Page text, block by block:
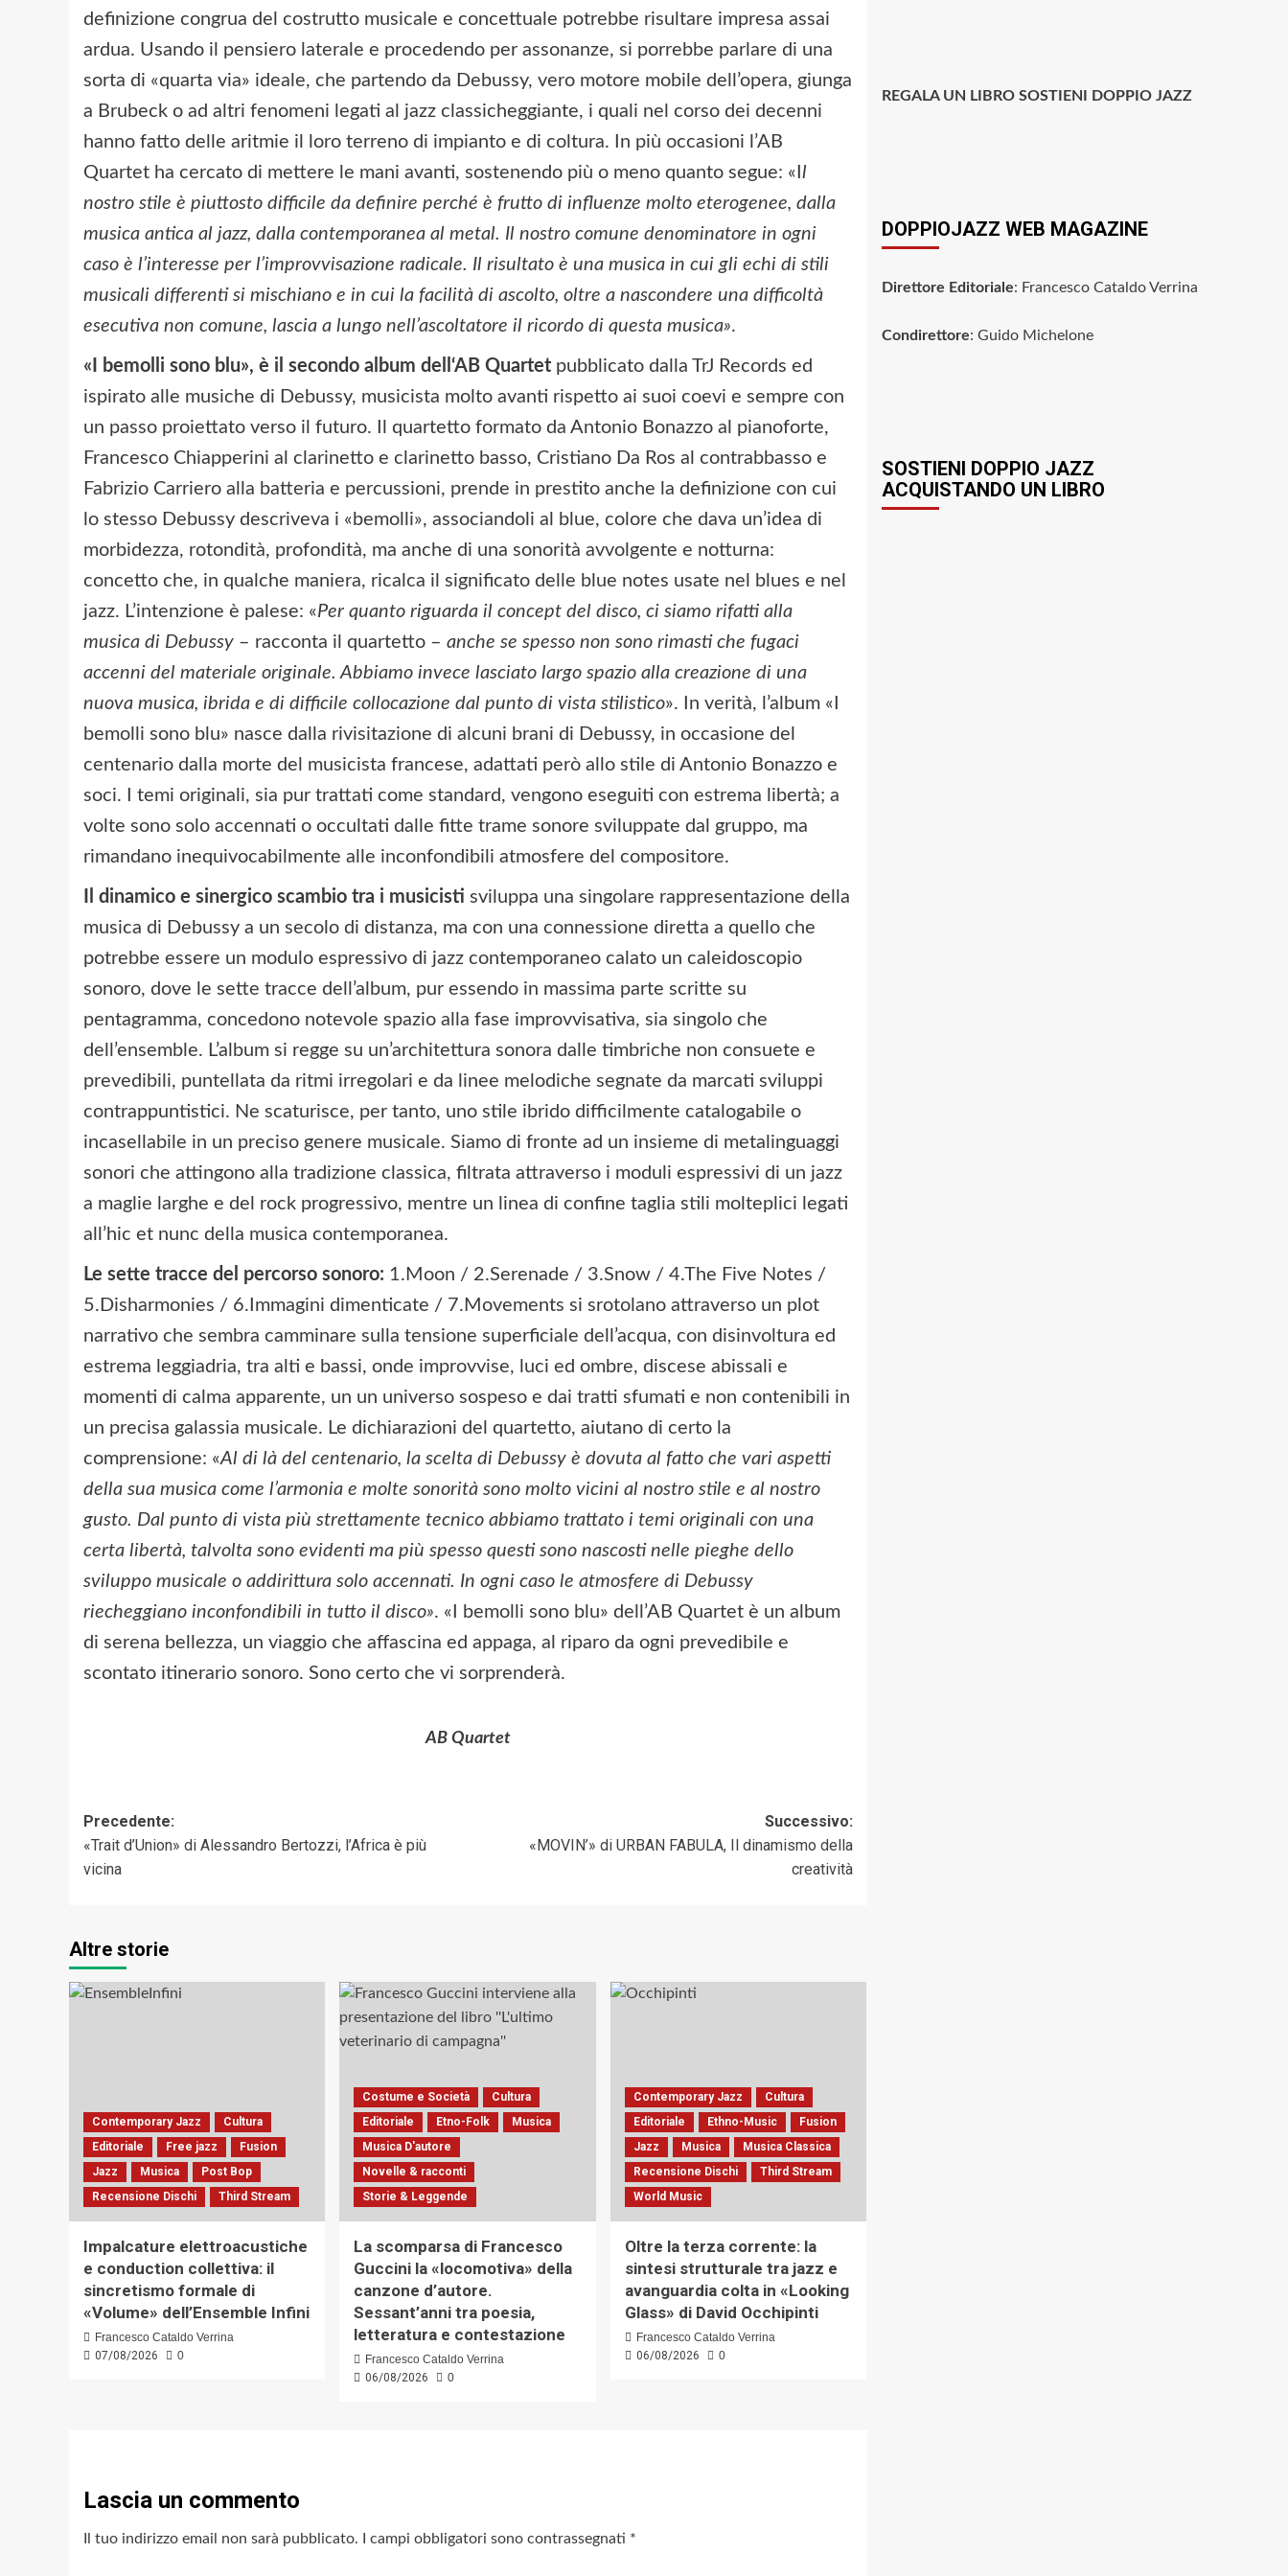
definizione congrua del costrutto musicale e concettuale potrebbe risultare impresa assai
ardua. Usando il pensiero laterale e procedendo per assonanze, si porrebbe parlare di una
sorta di «quarta via» ideale, che partendo da Debussy, vero motore mobile dell’opera, giunga
a Brubeck o ad altri fenomeni legati al jazz classicheggiante, i quali nel corso dei decenni
hanno fatto delle aritmie il loro terreno di impianto e di coltura. In più occasioni l’AB
Quartet ha cercato di mettere le mani avanti, sostenendo più o meno quanto segue: «I l
nostro stile è piuttosto difficile da definire perché è frutto di influenze molto eterogenee, dalla
musica antica al jazz, dalla contemporanea al metal. Il nostro comune denominatore in ogni
caso è l’interesse per l’improvvisazione radicale. Il risultato è una musica in cui gli echi di stili
musicali differenti si mischiano e in cui la facilità di ascolto, oltre a nascondere una difficoltà
esecutiva non comune, lascia a lungo nell’ascoltatore il ricordo di questa musica».
«I bemolli sono blu», è il secondo album dell‘AB Quartet pubblicato dalla TrJ Records ed
ispirato alle musiche di Debussy, musicista molto avanti rispetto ai suoi coevi e sempre con
un passo proiettato verso il futuro. Il quartetto formato da Antonio Bonazzo al pianoforte,
Francesco Chiapperini al clarinetto e clarinetto basso, Cristiano Da Ros al contrabbasso e
Fabrizio Carriero alla batteria e percussioni, prende in prestito anche la definizione con cui
lo stesso Debussy descriveva i «bemolli», associandoli al blue, colore che dava un’idea di
morbidezza, rotondità, profondità, ma anche di una sonorità avvolgente e notturna:
concetto che, in qualche maniera, ricalca il significato delle blue notes usate nel blues e nel
jazz. L’intenzione è palese: «Per quanto riguarda il concept del disco, ci siamo rifatti alla
musica di Debussy – racconta il quartetto – anche se spesso non sono rimasti che fugaci
accenni del materiale originale. Abbiamo invece lasciato largo spazio alla creazione di una
nuova musica, ibrida e di difficile collocazione dal punto di vista stilistico». In verità, l’album «I
bemolli sono blu» nasce dalla rivisitazione di alcuni brani di Debussy, in occasione del
centenario dalla morte del musicista francese, adattati però allo stile di Antonio Bonazzo e
soci. I temi originali, sia pur trattati come standard, vengono eseguiti con estrema libertà; a
volte sono solo accennati o occultati dalle fitte trame sonore sviluppate dal gruppo, ma
rimandano inequivocabilmente alle inconfondibili atmosfere del compositore.
Il dinamico e sinergico scambio tra i musicisti sviluppa una singolare rappresentazione della
musica di Debussy a un secolo di distanza, ma con una connessione diretta a quello che
potrebbe essere un modulo espressivo di jazz contemporaneo calato un caleidoscopio
sonoro, dove le sette tracce dell’album, pur essendo in massima parte scritte su
pentagramma, concedono notevole spazio alla fase improvvisativa, sia singolo che
dell’ensemble. L’album si regge su un’architettura sonora dalle timbriche non consuete e
prevedibili, puntellata da ritmi irregolari e da linee melodiche segnate da marcati sviluppi
contrappuntistici. Ne scaturisce, per tanto, uno stile ibrido difficilmente catalogabile o
incasellabile in un preciso genere musicale. Siamo di fronte ad un insieme di metalinguaggi
sonori che attingono alla tradizione classica, filtrata attraverso i moduli espressivi di un jazz
a maglie larghe e del rock progressivo, mentre un linea di confine taglia stili molteplici legati
all’hic et nunc della musica contemporanea.
Le sette tracce del percorso sonoro: 1.Moon / 2.Serenade / 3.Snow / 4.The Five Notes /
5.Disharmonies / 6.Immagini dimenticate / 7.Movements si srotolano attraverso un plot
narrativo che sembra camminare sulla tensione superficiale dell’acqua, con disinvoltura ed
estrema leggiadria, tra alti e bassi, onde improvvise, luci ed ombre, discese abissali e
momenti di calma apparente, un un universo sospeso e dai tratti sfumati e non contenibili in
un precisa galassia musicale. Le dichiarazioni del quartetto, aiutano di certo la
comprensione: «Al di là del centenario, la scelta di Debussy è dovuta al fatto che vari aspetti
della sua musica come l’armonia e molte sonorità sono molto vicini al nostro stile e al nostro
gusto. Dal punto di vista più strettamente tecnico abbiamo trattato i temi originali con una
certa libertà, talvolta sono evidenti ma più spesso questi sono nascosti nelle pieghe dello
sviluppo musicale o addirittura solo accennati. In ogni caso le atmosfere di Debussy
riecheggiano inconfondibili in tutto il disco». «I bemolli sono blu» dell’AB Quartet è un album
di serena bellezza, un viaggio che affascina ed appaga, al riparo da ogni prevedibile e
scontato itinerario sonoro. Sono certo che vi sorprenderà.
AB Quartet
Navigazione
articolo
Precedente:
«Trait d’Union» di Alessandro Bertozzi, l’Africa è più
vicina
Successivo:
«MOVIN’» di URBAN FABULA, Il dinamismo della
creatività
Altre storie
Contemporary Jazz
Cultura
Editoriale
Free jazz
Fusion
Jazz
Musica
Post Bop
Recensione Dischi
Third Stream
Impalcature elettroacustiche
e conduction collettiva: il
sincretismo formale di
«Volume» dell’Ensemble Infini
Francesco Cataldo Verrina
07/08/2026
0
Costume e Società
Cultura
Editoriale
Etno-Folk
Musica
Musica D'autore
Novelle & racconti
Storie & Leggende
La scomparsa di Francesco
Guccini la «locomotiva» della
canzone d’autore.
Sessant’anni tra poesia,
letteratura e contestazione
Francesco Cataldo Verrina
06/08/2026
0
Contemporary Jazz
Cultura
Editoriale
Ethno-Music
Fusion
Jazz
Musica
Musica Classica
Recensione Dischi
Third Stream
World Music
Oltre la terza corrente: la
sintesi strutturale tra jazz e
avanguardia colta in «Looking
Glass» di David Occhipinti
Francesco Cataldo Verrina
06/08/2026
0
Lascia un commento
Il tuo indirizzo email non sarà pubblicato. I campi obbligatori sono contrassegnati *
REGALA UN LIBRO SOSTIENI DOPPIO JAZZ
DOPPIOJAZZ WEB MAGAZINE
Direttore Editoriale: Francesco Cataldo Verrina
Condirettore: Guido Michelone
SOSTIENI DOPPIO JAZZ
ACQUISTANDO UN LIBRO